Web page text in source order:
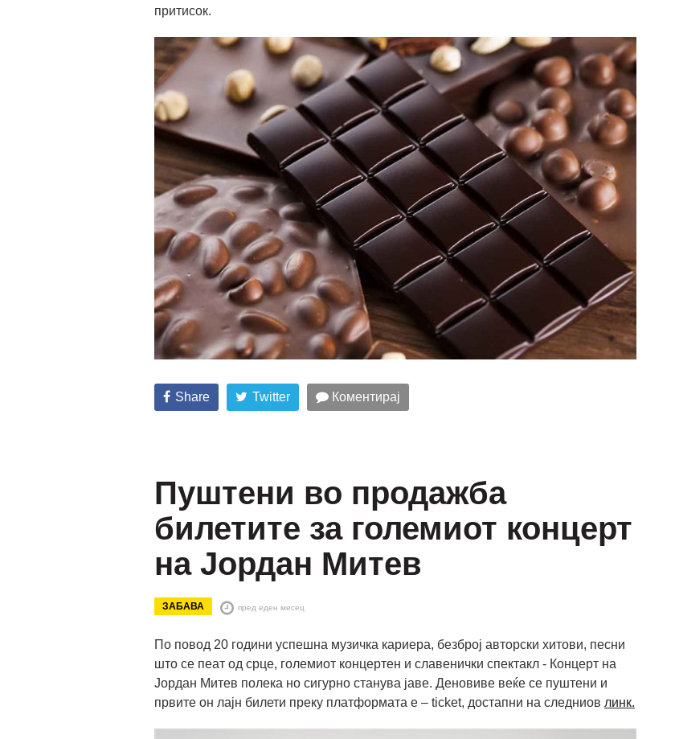
притисок.
Share Twitter Коментирај
Пуштени во продажба
билетите за големиот концерт
на Јордан Митев
ЗАБАВА пред еден месец
По повод 20 години успешна музичка кариера, безброј авторски хитови, песни
што се пеат од срце, големиот концертен и славенички спектакл - Концерт на
Јордан Митев полека но сигурно станува јаве. Деновиве веќе се пуштени и
првите он лајн билети преку платформата e – ticket, достапни на следниов линк.